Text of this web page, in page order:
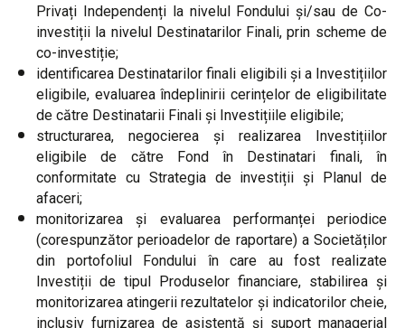
Privați Independenți la nivelul Fondului și/sau de Co-
investiții la nivelul Destinatarilor Finali, prin scheme de
co-investiție;
identificarea Destinatarilor finali eligibili și a Investițiilor
eligibile, evaluarea îndeplinirii cerințelor de eligibilitate
de către Destinatarii Finali și Investițiile eligibile;
structurarea, negocierea și realizarea Investițiilor
eligibile de către Fond în Destinatari finali, în
conformitate cu Strategia de investiții și Planul de
afaceri;
monitorizarea și evaluarea performanței periodice
(corespunzător perioadelor de raportare) a Societăților
din portofoliul Fondului în care au fost realizate
Investiții de tipul Produselor financiare, stabilirea și
monitorizarea atingerii rezultatelor și indicatorilor cheie,
inclusiv furnizarea de asistență și suport managerial